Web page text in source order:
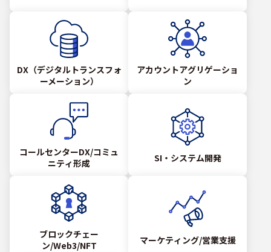
DX（デジタルトランスフォ
ーメーション）
アカウントアグリゲーショ
ン
コールセンターDX/コミュ
ニティ形成
SI・システム開発
ブロックチェー
ン/Web3/NFT
マーケティング/営業支援